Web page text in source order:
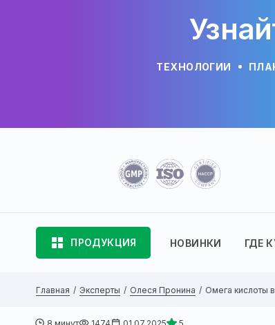
ТЕХНОЛОГИИ
ПРОДУКЦИЯ НОВИНКИ ГДЕ
Главная Эксперты Олеся Пронина Омега кислоты